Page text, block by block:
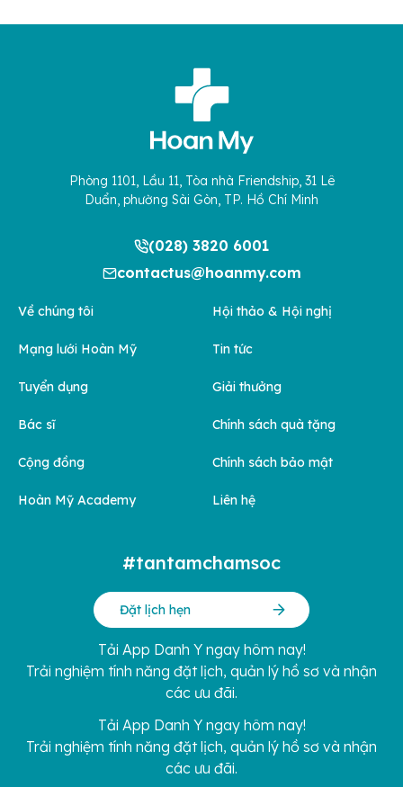
Phòng 1101, Lầu 11, Tòa nhà Friendship, 31 Lê
Duẩn, phường Sài Gòn, TP. Hồ Chí Minh
(028) 3820 6001
contactus@hoanmy.com
Về chúng tôi
Mạng lưới Hoàn Mỹ
Tuyển dụng
Bác sĩ
Cộng đồng
Hoàn Mỹ Academy
Hội thảo & Hội nghị
Tin tức
Giải thưởng
Chính sách quà tặng
Chính sách bảo mật
Liên hệ
#tantamchamsoc
Đặt lịch hẹn
Tải App Danh Y ngay hôm nay!
Trải nghiệm tính năng đặt lịch, quản lý hồ sơ và nhận
các ưu đãi.
Tải App Danh Y ngay hôm nay!
Trải nghiệm tính năng đặt lịch, quản lý hồ sơ và nhận
các ưu đãi.